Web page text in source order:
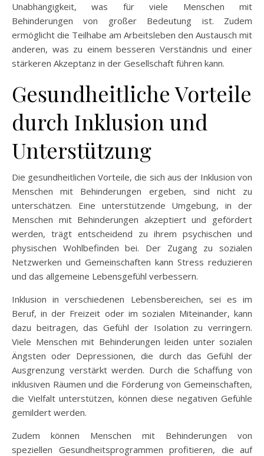
Unabhängigkeit, was für viele Menschen mit
Behinderungen von großer Bedeutung ist. Zudem
ermöglicht die Teilhabe am Arbeitsleben den Austausch mit
anderen, was zu einem besseren Verständnis und einer
stärkeren Akzeptanz in der Gesellschaft führen kann.
Gesundheitliche Vorteile
durch Inklusion und
Unterstützung
Die gesundheitlichen Vorteile, die sich aus der Inklusion von
Menschen mit Behinderungen ergeben, sind nicht zu
unterschätzen. Eine unterstützende Umgebung, in der
Menschen mit Behinderungen akzeptiert und gefördert
werden, trägt entscheidend zu ihrem psychischen und
physischen Wohlbefinden bei. Der Zugang zu sozialen
Netzwerken und Gemeinschaften kann Stress reduzieren
und das allgemeine Lebensgefühl verbessern.
Inklusion in verschiedenen Lebensbereichen, sei es im
Beruf, in der Freizeit oder im sozialen Miteinander, kann
dazu beitragen, das Gefühl der Isolation zu verringern.
Viele Menschen mit Behinderungen leiden unter sozialen
Ängsten oder Depressionen, die durch das Gefühl der
Ausgrenzung verstärkt werden. Durch die Schaffung von
inklusiven Räumen und die Förderung von Gemeinschaften,
die Vielfalt unterstützen, können diese negativen Gefühle
gemildert werden.
Zudem können Menschen mit Behinderungen von
speziellen Gesundheitsprogrammen profitieren, die auf